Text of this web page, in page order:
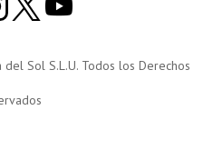
Sol S.L.U. Todos los Derechos